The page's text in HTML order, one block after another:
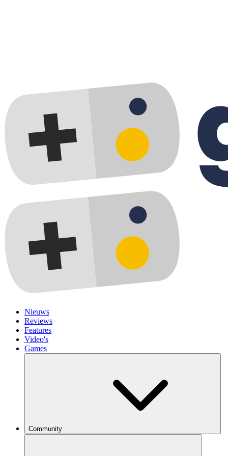
Nieuws
Reviews
Features
Video's
Games
Community